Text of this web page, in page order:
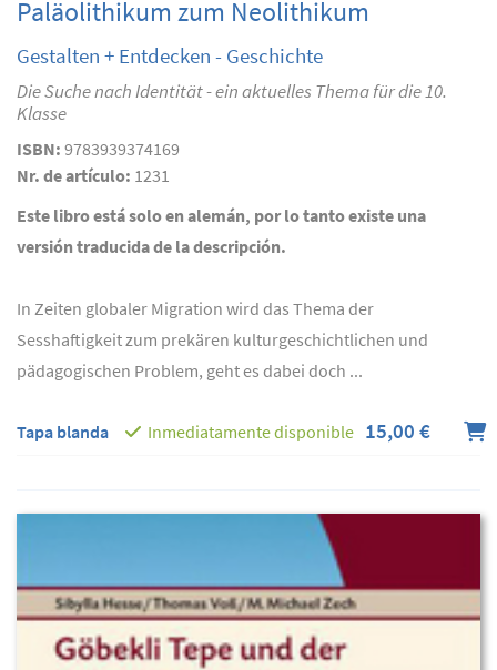
Paläolithikum zum Neolithikum
Gestalten + Entdecken - Geschichte
Die Suche nach Identität - ein aktuelles Thema für die 10.
Klasse
ISBN: 9783939374169
Nr. de artículo: 1231
Este libro está solo en alemán, por lo tanto existe una
versión traducida de la descripción.
In Zeiten globaler Migration wird das Thema der
Sesshaftigkeit zum prekären kulturgeschichtlichen und
pädagogischen Problem, geht es dabei doch ...
Tapa blanda Inmediatamente disponible 15,00 €